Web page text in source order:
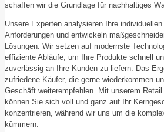
schaffen wir die Grundlage für nachhaltiges
Unsere Experten analysieren Ihre individuellen
Anforderungen und entwickeln
Lösungen. Wir setzen auf modernste
effiziente Abläufe, um Ihre Produkte schnell
zuverlässig an Ihre Kunden zu liefern. Das
zufriedene Käufer, die gerne wiederkommen
Geschäft weiterempfehlen. Mit unserem
können Sie sich voll und ganz auf Ihr
konzentrieren, während wir uns um die
kümmern.